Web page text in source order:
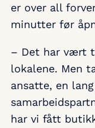
er over all
minutter før
– Det har vært
lokalene. Men
ansatte, en
har vi fått